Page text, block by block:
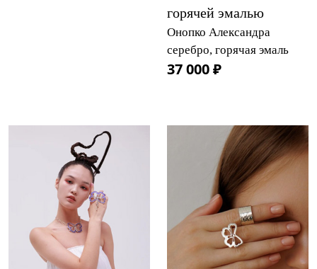
горячей эмалью
Онопко Александра
серебро, горячая эмаль
37 000 ₽